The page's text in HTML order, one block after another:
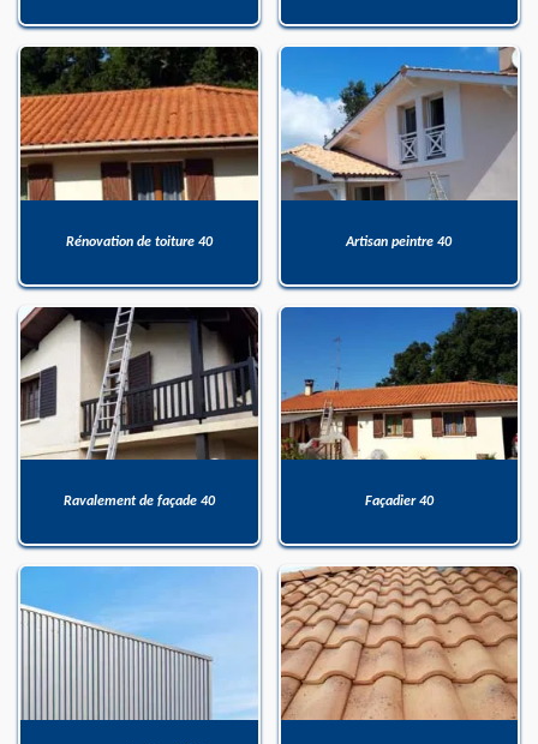
Rénovation de toiture 40 Artisan peintre 40
Ravalement de façade 40 Façadier 40